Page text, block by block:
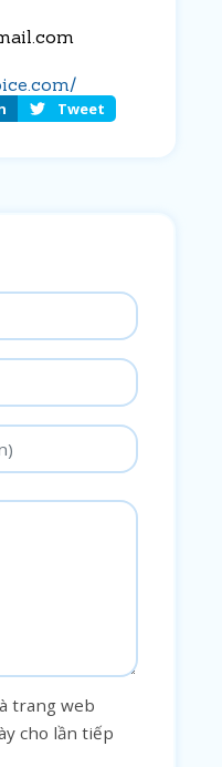
Tweet
trang web
cho lần tiếp